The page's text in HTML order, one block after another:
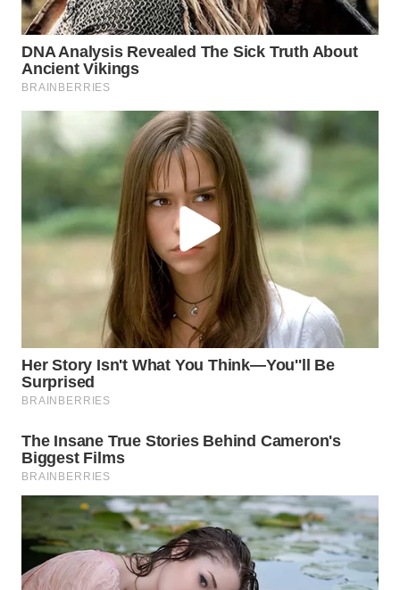
KEPULAUAN
SERIBU
WN
WN
BINJAI
WN
CIREBON
WN
KUNINGAN
MAJALENGKA
WN
SUBANG
WN
SUKABUMI